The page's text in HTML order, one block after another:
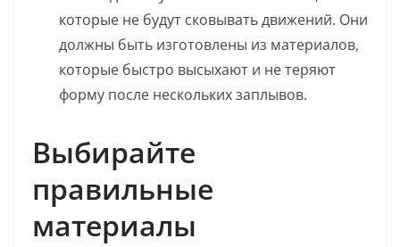
которые не будут сковывать движений. Они
должны быть изготовлены из материалов,
которые быстро высыхают и не теряют
форму после нескольких заплывов.
Выбирайте
правильные
материалы